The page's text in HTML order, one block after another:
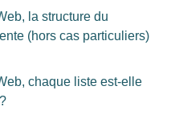
la structure du
(hors cas particuliers)
chaque liste est-elle